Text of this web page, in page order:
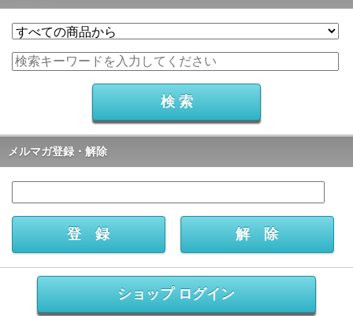
メルマガ登録・解除
ショップ ログイン